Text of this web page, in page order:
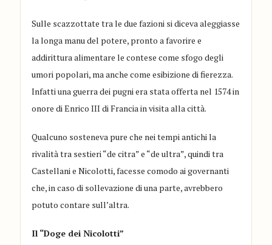
Sulle scazzottate tra le due fazioni si diceva aleggiasse
la longa manu del potere, pronto a favorire e
addirittura alimentare le contese come sfogo degli
umori popolari, ma anche come esibizione di fierezza.
Infatti una guerra dei pugni era stata offerta nel 1574 in
onore di Enrico III di Francia in visita alla città.
Qualcuno sosteneva pure che nei tempi antichi la
rivalità tra sestieri “de citra” e “de ultra”, quindi tra
Castellani e Nicolotti, facesse comodo ai governanti
che, in caso di sollevazione di una parte, avrebbero
potuto contare sull’altra.
Il “Doge dei Nicolotti”